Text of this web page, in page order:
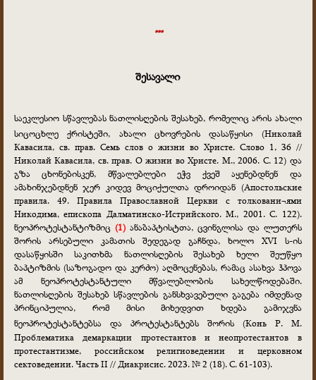
***
შესავალი
საეკლესიო სწავლებას ნათლისღების შესახებ, რომელიც არის ახალი
სიცოცხლე ქრისტეში, ახალი ცხოვრების დასაწყისი
(Николай
Кавасила, св. прав. Семь слов о жизни во Христе. Слово 1, 36 //
Николай Кавасила, св. прав. О жизни во Христе. М., 2006. С. 12) და
გზა ცხონებისკენ, მწვალებლები ეჭვ ქვეშ აყენებდნენ და
ამახინჯებდნენ ჯერ კიდევ მოციქულთა დროიდან (Апостольские
правила. 49. Правила Православной Церкви с толковани¬ями
Никодима, епископа Далматинско-Истрийского. М., 2001. С. 122).
ნეოპროტესტანტიზმიც (1) ანაბაპტისტთა, ცვინგლისა და ლუთერს
შორის არსებული კამათის შედეგად გაჩნდა, ხოლო XVI ს-ის
დასაწყისში საკითხმა ნათლისღების შესახებ ხელი შეუწყო
ბაპტიზმის (საზოგადო და კერძო) აღმოცენებას, რამაც ასახვა ჰპოვა
ამ ნეოპროტესტანტული მწვალებლობის სახელწოდებაში.
ნათლისღების შესახებ სწავლების განსხვავებული გაგება იმდენად
პრინციპულია, რომ მისი მიხედვით ხდება გამიჯვნა
ნეოპროტესტანტებსა და პროტესტანტებს შორის
(Конь Р. М.
Проблематика демаркации протестантов и неопротестантов в
протестантизме, российском религиоведении и церковном
сектоведении. Часть II // Диакрисис. 2023. № 2 (18). С. 61-103).